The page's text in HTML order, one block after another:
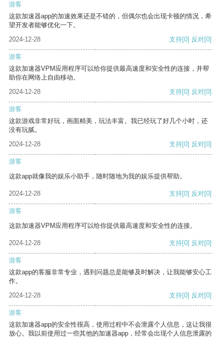
游客
这款加速器app的加速效果还是不错的，但偶尔也会出现卡顿的情况，希
望开发者能够优化一下。
2024-12-28
支持[0] 反对[0]
游客
这款加速器VPM应用程序可以给你提供最高速度和安全性的连接，并帮
助你在网络上自由移动。
2024-12-28
支持[0] 反对[0]
游客
这款游戏非常好玩，画面精美，玩法丰富。我已经玩了好几个小时，还
没有玩腻。
2024-12-28
支持[0] 反对[0]
游客
这款app就像我的娱乐小助手，随时随地为我的娱乐提供帮助。
2024-12-28 支持[0] 反对[0]
游客
这款加速器VPM应用程序可以给你提供最高速度和安全性的连接。
2024-12-28 支持[0] 反对[0]
游客
这款app的客服非常专业，遇到问题总是能够及时解决，让我能够安心工
作。
2024-12-28
支持[0] 反对[0]
游客
这款加速器app的安全性很高，使用过程中不会泄露个人信息，这让我很
放心。我以前使用过一些其他的加速器app，经常会出现个人信息泄露的